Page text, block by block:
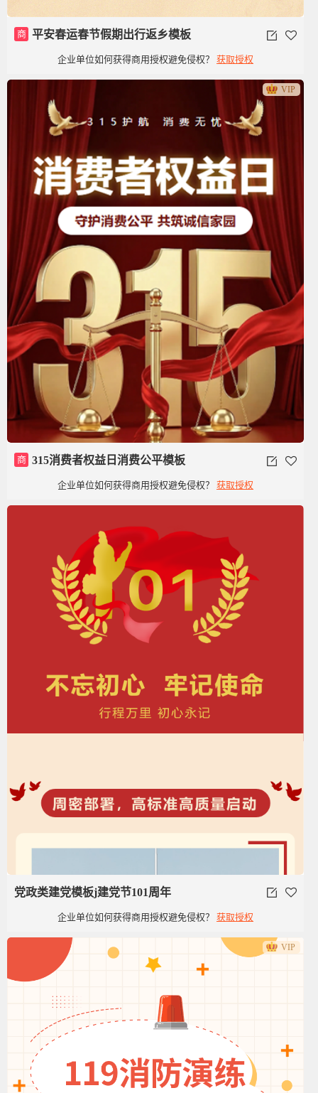
商 平安春运春节假期出行返乡模板
企业单位如何获得商用授权避免侵权？ 获取授权
VIP
商 315消费者权益日消费公平模板
企业单位如何获得商用授权避免侵权？ 获取授权
党政类建党模板j建党节101周年
企业单位如何获得商用授权避免侵权？ 获取授权
VIP